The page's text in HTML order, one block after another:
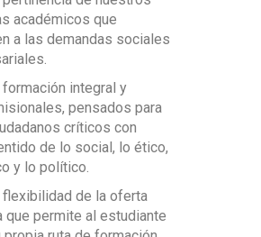
Mercadeo, VP Estratégico y
entre otros.
comerciales
estratégico y
de acciones de publicidad
de estudiar de manera
nuestro pregrado de
y mercadeo virtual.
InHouse donde se realizan
apoyo a empresas en temas
y mercadeo
académicos que
a las demandas sociales
formación integral y
pensados para
críticos con
de lo social, lo ético,
y lo político.
flexibilidad de la oferta
que permite al estudiante